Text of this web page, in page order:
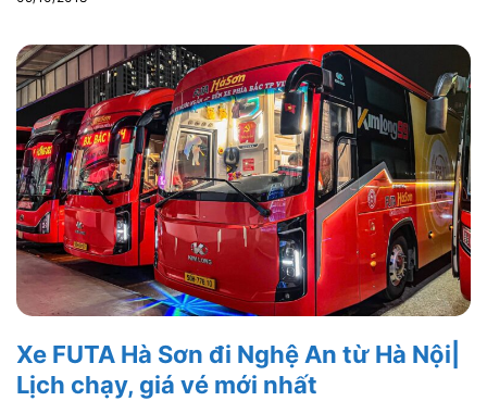
Xe FUTA Hà Sơn đi Nghệ An từ Hà Nội|
Lịch chạy, giá vé mới nhất